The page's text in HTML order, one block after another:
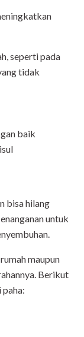
seperti pada
tidak
baik
bisa hilang
untuk
maupun
Berikut